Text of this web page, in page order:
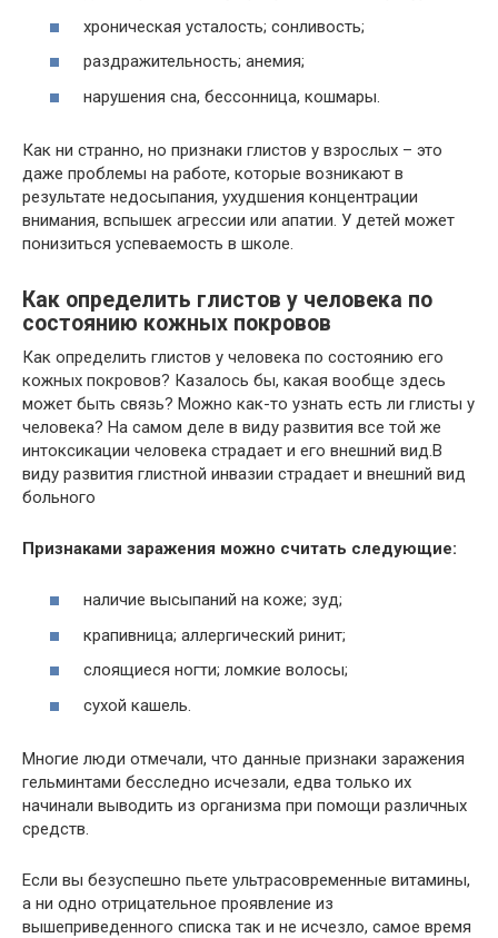
хроническая усталость; сонливость;
раздражительность; анемия;
нарушения сна, бессонница, кошмары.
Как ни странно, но признаки глистов у взрослых – это
даже проблемы на работе, которые возникают в
результате недосыпания, ухудшения концентрации
внимания, вспышек агрессии или апатии. У детей может
понизиться успеваемость в школе.
Как определить глистов у человека по
состоянию кожных покровов
Как определить глистов у человека по состоянию его
кожных покровов? Казалось бы, какая вообще здесь
может быть связь? Можно как-то узнать есть ли глисты у
человека? На самом деле в виду развития все той же
интоксикации человека страдает и его внешний вид.В
виду развития глистной инвазии страдает и внешний вид
больного
Признаками заражения можно считать следующие:
наличие высыпаний на коже; зуд;
крапивница; аллергический ринит;
слоящиеся ногти; ломкие волосы;
сухой кашель.
Многие люди отмечали, что данные признаки заражения
гельминтами бесследно исчезали, едва только их
начинали выводить из организма при помощи различных
средств.
Если вы безуспешно пьете ультрасовременные витамины,
а ни одно отрицательное проявление из
вышеприведенного списка так и не исчезло, самое время